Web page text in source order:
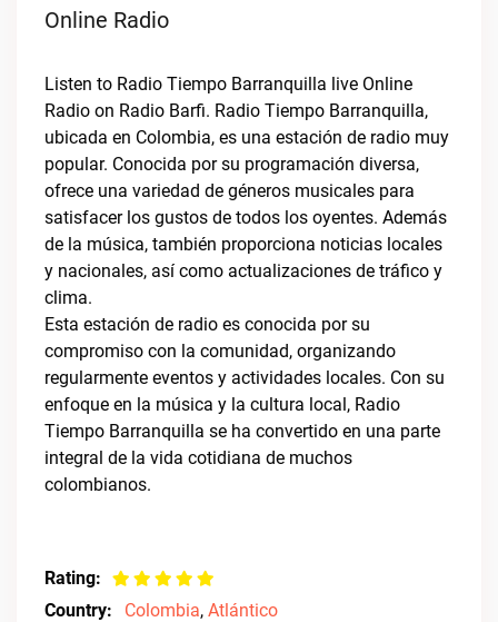
Online Radio
Listen to Radio Tiempo Barranquilla live Online
Radio on Radio Barfi. Radio Tiempo Barranquilla,
ubicada en Colombia, es una estación de radio muy
popular. Conocida por su programación diversa,
ofrece una variedad de géneros musicales para
satisfacer los gustos de todos los oyentes. Además
de la música, también proporciona noticias locales
y nacionales, así como actualizaciones de tráfico y
clima.
Esta estación de radio es conocida por su
compromiso con la comunidad, organizando
regularmente eventos y actividades locales. Con su
enfoque en la música y la cultura local, Radio
Tiempo Barranquilla se ha convertido en una parte
integral de la vida cotidiana de muchos
colombianos.
Rating:
Country:
Colombia, Atlántico